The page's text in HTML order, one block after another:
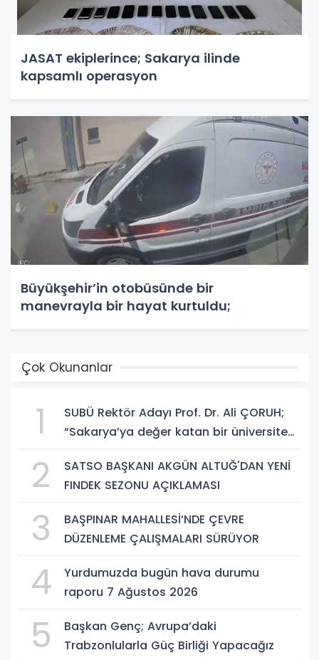
JASAT ekiplerince; Sakarya ilinde
kapsamlı operasyon
Büyükşehir’in otobüsünde bir
manevrayla bir hayat kurtuldu;
Çok Okunanlar
1
SUBÜ Rektör Adayı Prof. Dr. Ali ÇORUH;
“Sakarya’ya değer katan bir üniversite
2
SATSO BAŞKANI AKGÜN ALTUĞ'DAN YENİ
FINDEK SEZONU AÇIKLAMASI
3
BAŞPINAR MAHALLESİ’NDE ÇEVRE
DÜZENLEME ÇALIŞMALARI SÜRÜYOR
4
Yurdumuzda bugün hava durumu
raporu 7 Ağustos 2026
5
Başkan Genç; Avrupa’daki
Trabzonlularla Güç Birliği Yapacağız